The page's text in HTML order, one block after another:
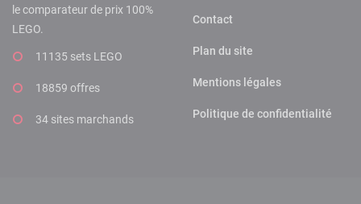
le comparateur de prix 100%
LEGO.
11135 sets LEGO
18859 offres
34 sites marchands
Contact
Plan du site
Mentions légales
Politique de confidentialité